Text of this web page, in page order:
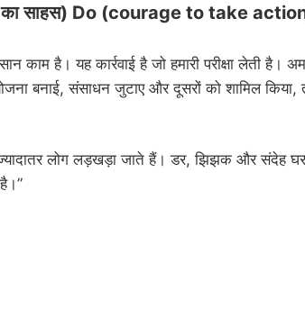
का साहस) Do (courage to take
है। यह कार्रवाई है जो हमारी परीक्षा लेती है।
बनाई, संसाधन जुटाए और दूसरों को शामिल
लोग लड़खड़ा जाते हैं। डर, झिझक और संदेह घर